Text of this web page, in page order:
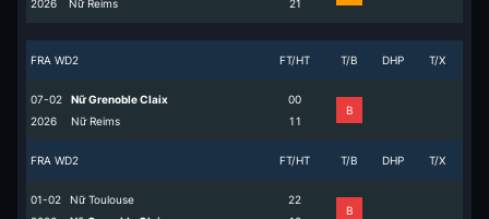
2026
Nữ Reims
21
FRA WD2 FT/HT T/B DHP T/X
07-02
2026
Nữ Grenoble Claix
Nữ Reims
0
1
0
1
B
FRA WD2 FT/HT T/B DHP T/X
01-02
Nữ Toulouse
22
B